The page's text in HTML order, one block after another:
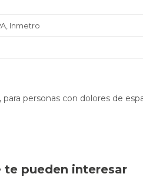
Inmetro
personas con dolores de
te pueden interesar